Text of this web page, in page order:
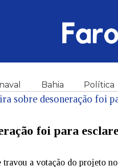
Bahia Política
foi para
a votação do projeto